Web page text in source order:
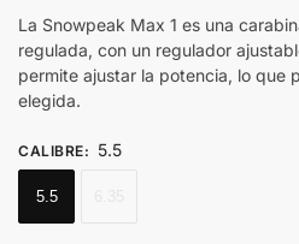
La Snowpeak Max 1 es una
regulada, con un regulador
permite ajustar la potencia, lo que
elegida.
CALIBRE: 5.5
5.5